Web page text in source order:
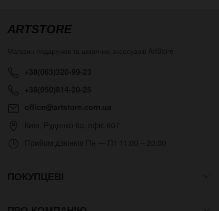
ARTSTORE
ПОКУПЦЕВІ